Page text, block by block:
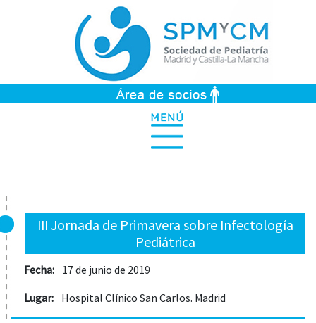
III Jornada de Primavera sobre Infectología
Pediátrica
Fecha: 17 de junio de 2019
Lugar: Hospital Clínico San Carlos. Madrid